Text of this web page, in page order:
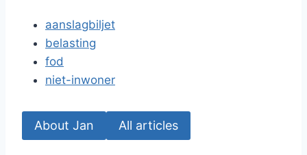
aanslagbiljet
belasting
fod
niet-inwoner
About Jan All articles